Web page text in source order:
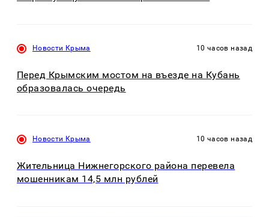
Новости Крыма 10 часов назад
Перед Крымским мостом на въезде на Кубань
образовалась очередь
Новости Крыма 10 часов назад
Жительница Нижнегорского района перевела
мошенникам 14,5 млн рублей